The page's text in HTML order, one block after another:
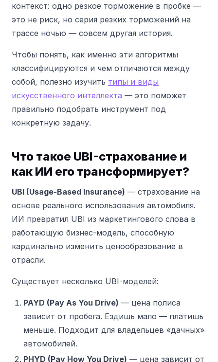
контекст: одно резкое торможение в пробке —
это не риск, но серия резких торможений на
трассе ночью — совсем другая история.
Чтобы понять, как именно эти алгоритмы
классифицируются и чем отличаются между
собой, полезно изучить типы и виды
искусственного интеллекта — это поможет
правильно подобрать инструмент под
конкретную задачу.
Что такое UBI-страхование и
как ИИ его трансформирует?
UBI (Usage-Based Insurance) — страхование на
основе реального использования автомобиля.
ИИ превратил UBI из маркетингового слова в
работающую бизнес-модель, способную
кардинально изменить ценообразование в
отрасли.
Существует несколько UBI-моделей:
PAYD (Pay As You Drive) — цена полиса
зависит от пробега. Ездишь мало — платишь
меньше. Подходит для владельцев «дачных»
автомобилей.
PHYD (Pay How You Drive) — цена зависит от